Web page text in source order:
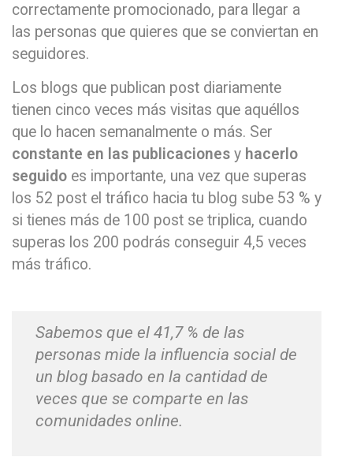
correctamente promocionado, para llegar a
las personas que quieres que se conviertan en
seguidores.
Los blogs que publican post diariamente
tienen cinco veces más visitas que aquéllos
que lo hacen semanalmente o más. Ser
constante en las publicaciones y hacerlo
seguido es importante, una vez que superas
los 52 post el tráfico hacia tu blog sube 53 % y
si tienes más de 100 post se triplica, cuando
superas los 200 podrás conseguir 4,5 veces
más tráfico.
Sabemos que el 41,7 % de las
personas mide la influencia social de
un blog basado en la cantidad de
veces que se comparte en las
comunidades online.